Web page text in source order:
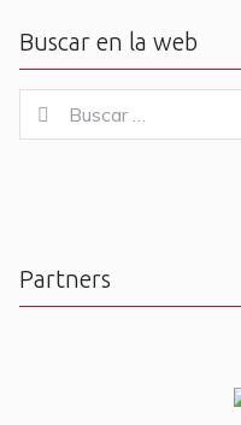
Buscar en la web
for:
Buscar
Partners